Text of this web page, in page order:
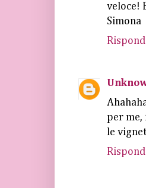
veloce!
Simona
per me,
le